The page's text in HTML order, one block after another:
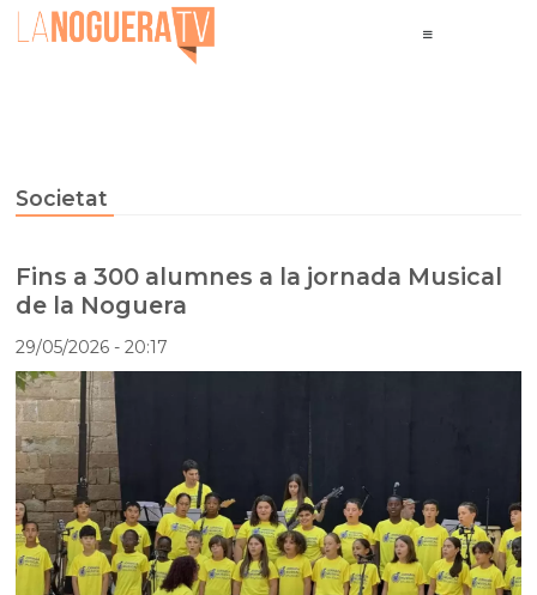
Societat
Fins a 300 alumnes a la jornada Musical
de la Noguera
29/05/2026- 20:17